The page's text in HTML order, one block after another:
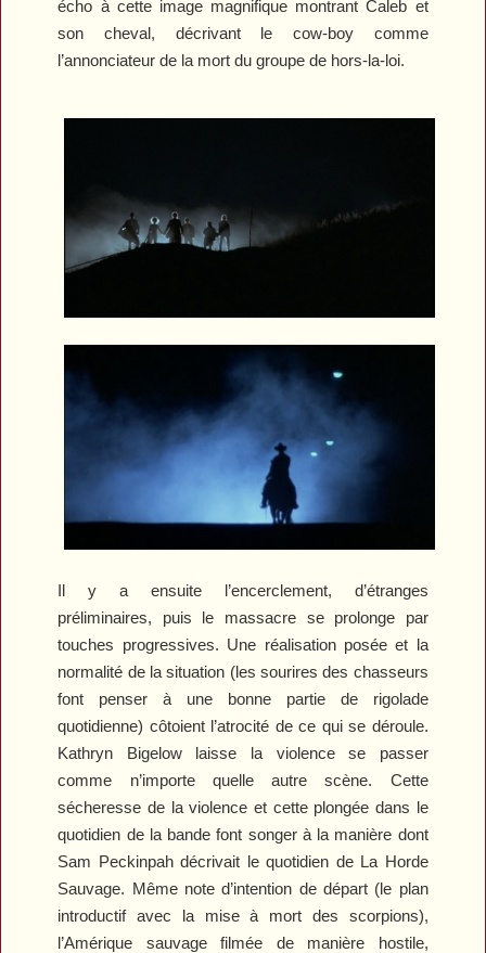
écho à cette image magnifique montrant Caleb et
son cheval, décrivant le cow-boy comme
l’annonciateur de la mort du groupe de hors-la-loi.
Il y a ensuite l’encerclement, d’étranges
préliminaires, puis le massacre se prolonge par
touches progressives. Une réalisation posée et la
normalité de la situation (les sourires des chasseurs
font penser à une bonne partie de rigolade
quotidienne) côtoient l’atrocité de ce qui se déroule.
Kathryn Bigelow laisse la violence se passer
comme n’importe quelle autre scène. Cette
sécheresse de la violence et cette plongée dans le
quotidien de la bande font songer à la manière dont
Sam Peckinpah décrivait le quotidien de La Horde
Sauvage. Même note d’intention de départ (le plan
introductif avec la mise à mort des scorpions),
l’Amérique sauvage filmée de manière hostile,